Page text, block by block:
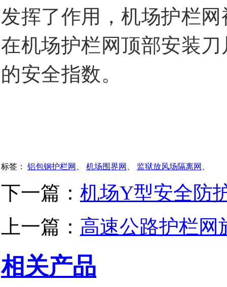
发挥了作用，机场护栏
在机场护栏网顶部安装
的安全指数。
标签： 铝包钢护栏网 机场围界网 监狱放风场隔离网
下一篇： 机场Y型安全防
上一篇： 高速公路护栏网
相关产品